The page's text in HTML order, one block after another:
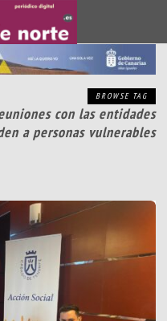
BROWSE TAG
con las entidades
a personas vulnerables